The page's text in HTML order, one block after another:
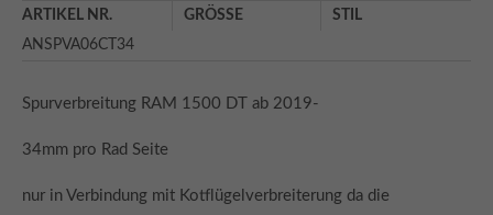
Haben Sie Fragen?
info@automobilcenter-kramm.de
About us
Lorem ipsum dolor sit amet, consectetuer adipiscing elit.
ARTIKEL NR.
ANSPVA06CT34
GRÖSSE STIL
Spurverbreitung RAM 1500 DT ab 2019-
34mm pro Rad Seite
nur in Verbindung mit Kotflügelverbreiterung da die